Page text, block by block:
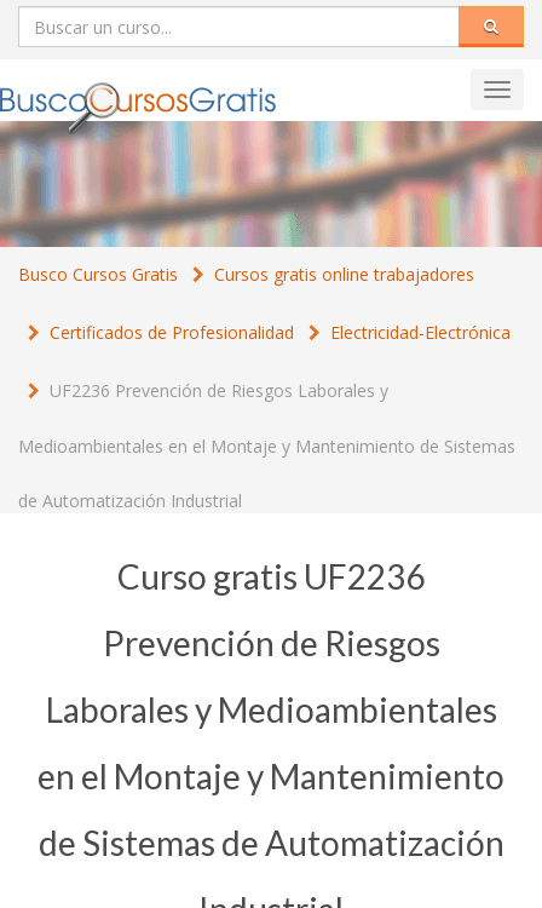
Busco Cursos Gratis Cursos gratis online trabajadores
Certificados de Profesionalidad Electricidad-Electrónica
UF2236 Prevención de Riesgos Laborales y
Medioambientales en el Montaje y Mantenimiento de Sistemas
de Automatización Industrial
Curso gratis UF2236
Prevención de Riesgos
Laborales y Medioambientales
en el Montaje y Mantenimiento
de Sistemas de Automatización